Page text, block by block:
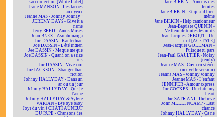
s'accorde et on [White Label]
Jeane MANSON - Les larmes
aux yeux
Jeanne MAS - Johnny Johnny ²
JEREMY DAYS - Give it a
name
Jerry REED - Amos Moses
Joan BAEZ - Asimbonanga
Joe DASSIN - Kanterbräu
Joe DASSIN - L'été indien
Joe DASSIN - Me que me que
Joe DASSIN - Quand on a seize
ans
Joe DASSIN - Vive moi
Joe JACKSON - Stranger than
fiction
Johnny HALLYDAY - Dans un
an ou un jour
Johnny HALLYDAY - Que je
t'aime
Johnny HALLYDAY & Sylvie
VARTAN - Bye bye baby
Joye du vin à CHÂTEAUNEUF
DU PAPE - Chansons des
Jane BIRKIN - Amours des
feintes
Jane BIRKIN - Et quand bien
même
Jane BIRKIN - Help camionneur
Jean-Baptiste QUENIN -
Veilleur de toutes les nuits
Jean-Jacques DEBOUT - Un
mot [ACÉTATE]
Jean-Jacques GOLDMAN -
Puisque tu pars
Jean-Paul GAULTIER - Noisy
(remix)
Jeanne MAS - Cœur en stéréo
(nouvelle version)
Jeanne MAS - Johnny Johnny
Jeanne MAS - L'enfant
JENNIFER - Amour express
Joe COCKER - Unchain my
heart
Joe SATRIANI - I believe
John MELLENCAMP - Last
chance
Johnny HALLYDAY - Ça ne